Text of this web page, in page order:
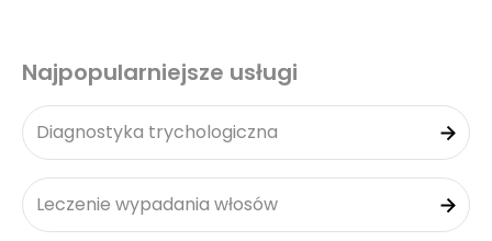
Najpopularniejsze usługi
Diagnostyka trychologiczna
Leczenie wypadania włosów